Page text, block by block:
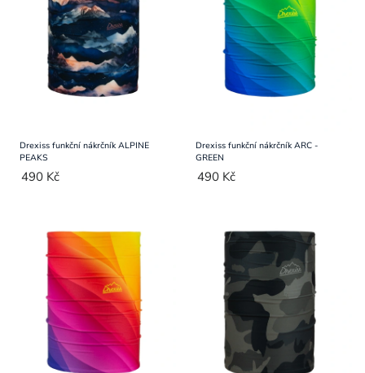
Přihlášení
Drexiss funkční nákrčník ALPINE
PEAKS
490 Kč
Drexiss funkční nákrčník ARC -
GREEN
490 Kč